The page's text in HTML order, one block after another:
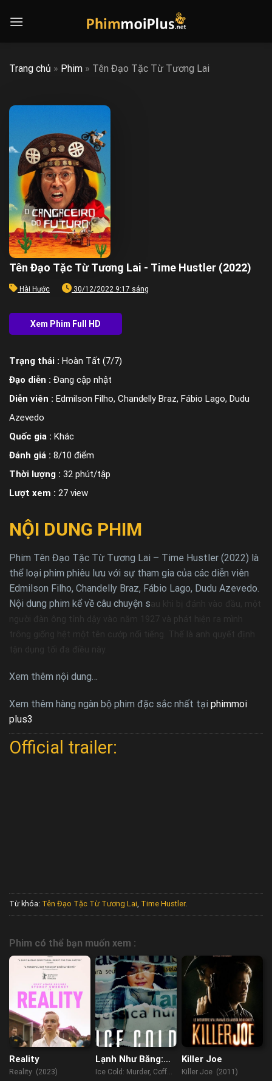
Trang chủ » Phim » Tên Đạo Tặc Từ Tương Lai
Tên Đạo Tặc Từ Tương Lai - Time Hustler (2022)
Hài Hước 30/12/2022 9:17 sáng
Trạng thái : Hoàn Tất (7/7)
Đạo diễn : Đang cập nhật
Diễn viên : Edmilson Filho, Chandelly Braz, Fábio Lago, Dudu
Azevedo
Quốc gia : Khác
Đánh giá : 8/10 điểm
Thời lượng : 32 phút/tập
Lượt xem : 27 view
NỘI DUNG PHIM
Phim Tên Đạo Tặc Từ Tương Lai – Time Hustler (2022) là
thể loại phim phiêu lưu với sự tham gia của các diễn viên
Edmilson Filho, Chandelly Braz, Fábio Lago, Dudu Azevedo.
Nội dung phim kể về câu chuyện s au khi bị đánh vào đầu, một
người đàn ông tỉnh dậy vào năm 1927 và phát hiện ra mình
trông giống hệt một tên cướp nổi tiếng. Thế là anh quyết định
tận dụng tối đa điều này.
Xem thêm nội dung…
Xem thêm hàng ngàn bộ phim đặc sắc nhất tại phimmoi
plus3
Official trailer:
Từ khóa: Tên Đạo Tặc Từ Tương Lai Time Hustler.
Phim có thể bạn muốn xem :
Reality
Reality (2023)
Lạnh Như Băng:
Án Mạng, Cà Phê
Ice Cold: Murder, Coffee
Killer Joe
Killer Joe (2011)